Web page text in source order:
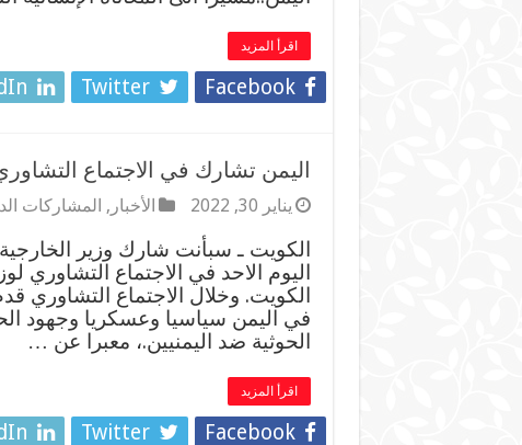
اقرأ المزيد
Facebook
Twitter
اليمن تشارك في الاجتماع
يناير 30, 2022 الأخبار , المشاركات
الكويت ـ سبأنت شارك وزير
اليوم الاحد في الاجتماع التشاوري
الكويت. وخلال الاجتماع التشاوري
في اليمن سياسيا وعسكريا وجهود
الحوثية ضد اليمنيين.، معبرا عن …
اقرأ المزيد
Facebook
Twitter